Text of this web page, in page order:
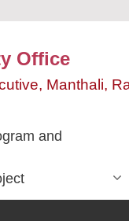
Office
Manthali,
and